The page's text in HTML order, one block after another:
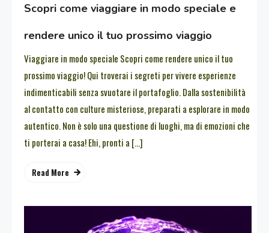
Scopri come viaggiare in modo speciale e
rendere unico il tuo prossimo viaggio
Viaggiare in modo speciale Scopri come rendere unico il tuo
prossimo viaggio! Qui troverai i segreti per vivere esperienze
indimenticabili senza svuotare il portafoglio. Dalla sostenibilità
al contatto con culture misteriose, preparati a esplorare in modo
autentico. Non è solo una questione di luoghi, ma di emozioni che
ti porterai a casa! Ehi, pronti a […]
Read More